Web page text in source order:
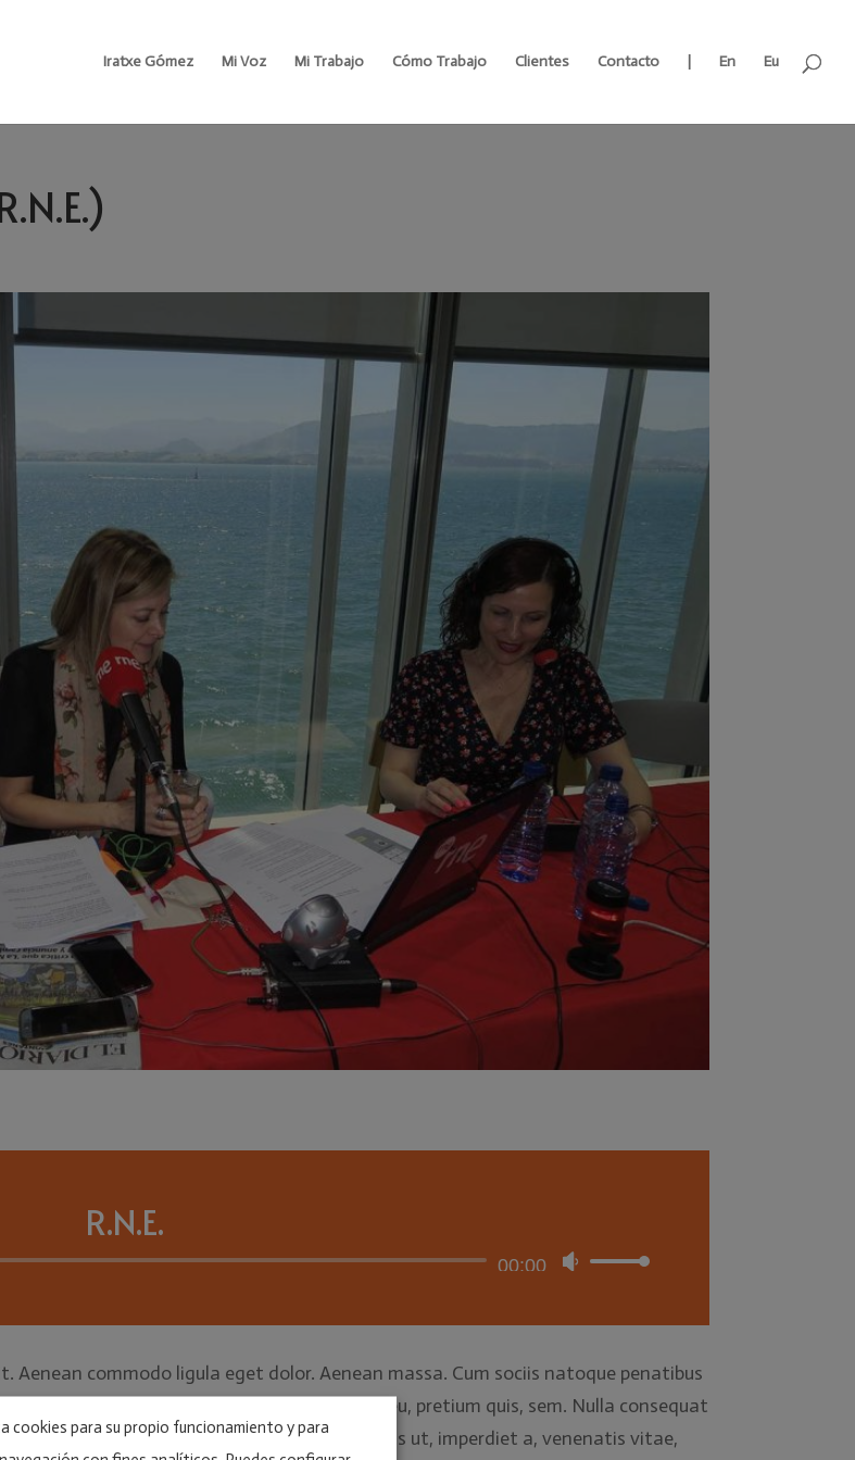
Iratxe Gómez Mi Voz Mi Trabajo Cómo Trabajo Clientes Contacto En Eu
R.N.E.
Reproductor
audio
00:00
Utiliza
teclas
flecha
arriba/abajo
commodo ligula eget dolor. Aenean massa. Cum sociis natoque penatibus
quam felis, ultricies nec, pellentesque eu, pretium quis, sem. Nulla consequat
vulputate eget, arcu. In enim justo, rhoncus ut, imperdiet a, venenatis vitae,
cookies para su propio funcionamiento y para